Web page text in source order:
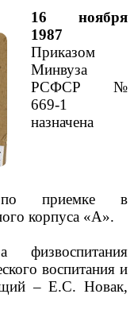
16 ноября
1987
Приказом
Минвуза
РСФСР №
669-1
назначена
по приемке в
корпуса «А».
физвоспитания
воспитания и
– Е.С. Новак,